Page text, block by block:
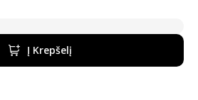
Į Krepšelį